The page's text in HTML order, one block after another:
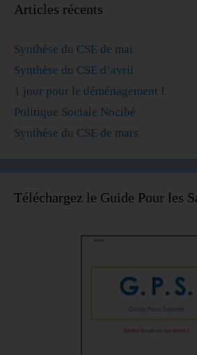
Articles récents
Synthèse du CSE de mai
Synthèse du CSE d’avril
1 jour pour le déménagement !
Politique Sociale Nocibé
Synthèse du CSE de mars
Téléchargez le Guide Pour les